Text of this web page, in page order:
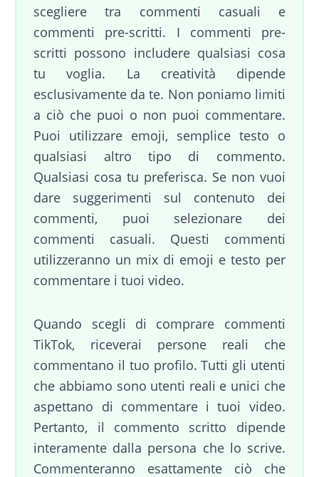
scegliere tra commenti casuali e
commenti pre-scritti. I commenti pre-
scritti possono includere qualsiasi cosa
tu voglia. La creatività dipende
esclusivamente da te. Non poniamo limiti
a ciò che puoi o non puoi commentare.
Puoi utilizzare emoji, semplice testo o
qualsiasi altro tipo di commento.
Qualsiasi cosa tu preferisca. Se non vuoi
dare suggerimenti sul contenuto dei
commenti, puoi selezionare dei
commenti casuali. Questi commenti
utilizzeranno un mix di emoji e testo per
commentare i tuoi video.
Quando scegli di comprare commenti
TikTok, riceverai persone reali che
commentano il tuo profilo. Tutti gli utenti
che abbiamo sono utenti reali e unici che
aspettano di commentare i tuoi video.
Pertanto, il commento scritto dipende
interamente dalla persona che lo scrive.
Commenteranno esattamente ciò che